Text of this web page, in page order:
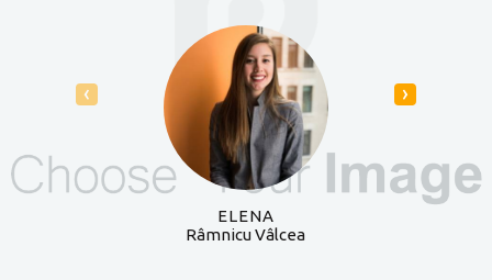
ELENA
Râmnicu Vâlcea
‹ ›